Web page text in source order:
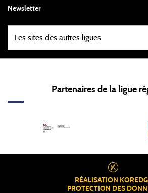
Newsletter
Partenaires de la ligue
RÉALISATION
PROTECTION DES